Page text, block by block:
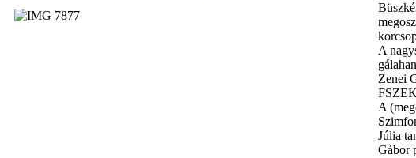
A
Zenei
A
Júlia
Gábor